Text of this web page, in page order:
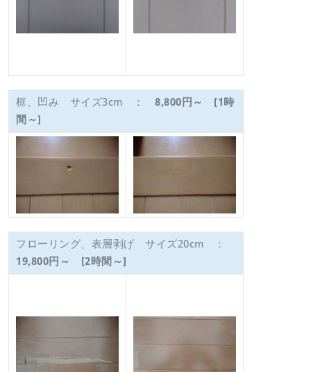
框、凹み サイズ3cm ： 8,800円～ [1時
間～]
フローリング、表層剥げ サイズ20cm ：
19,800円～ [2時間～]